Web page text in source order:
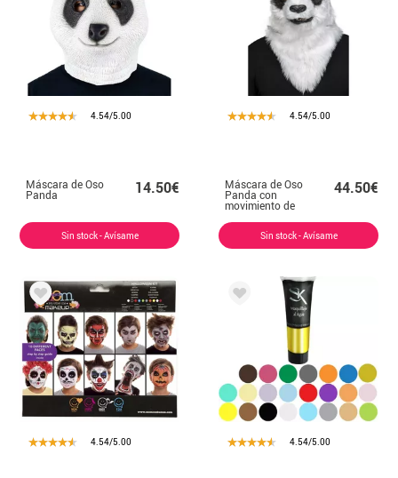
4.54/5.00
Máscara de Oso
Panda 14.50€
Sin stock - Avísame
4.54/5.00
Máscara de Oso
Panda con
movimiento de
44.50€
Sin stock - Avísame
4.54/5.00 4.54/5.00